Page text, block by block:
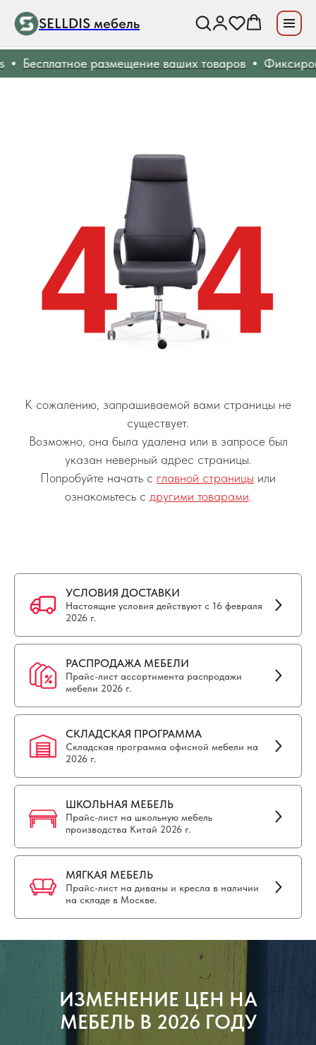
SELLDIS мебель
Бесплатное размещение ваших товаров
К сожалению, запрашиваемой вами страницы не
существует.
Возможно, она была удалена или в запросе был
указан неверный адрес страницы.
Попробуйте начать с главной страницы или
ознакомьтесь с другими товарами
УСЛОВИЯ ДОСТАВКИ
Настоящие условия действуют с 16 февраля
2026 г.
РАСПРОДАЖА МЕБЕЛИ
Прайс-лист ассортимента распродажи
мебели 2026 г.
СКЛАДСКАЯ ПРОГРАММА
Складская программа офисной мебели на
2026 г.
ШКОЛЬНАЯ МЕБЕЛЬ
Прайс-лист на школьную мебель
производства Китай 2026 г.
МЯГКАЯ МЕБЕЛЬ
Прайс-лист на диваны и кресла в наличии
на складе в Москве.
ИЗМЕНЕНИЕ ЦЕН НА
МЕБЕЛЬ В 2026 ГОДУ